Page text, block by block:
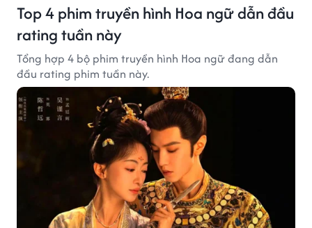
Top 4 phim truyền hình Hoa ngữ dẫn đầu
rating tuần này
Tổng hợp 4 bộ phim truyền hình Hoa ngữ đang dẫn
đầu rating phim tuần này.